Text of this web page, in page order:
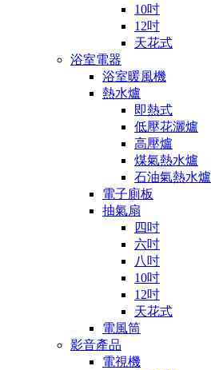
10吋
12吋
天花式
浴室電器
浴室暖風機
熱水爐
即熱式
低壓花灑爐
高壓爐
煤氣熱水爐
石油氣熱水爐
電子廁板
抽氣扇
四吋
六吋
八吋
10吋
12吋
天花式
電風筒
影音產品
電視機